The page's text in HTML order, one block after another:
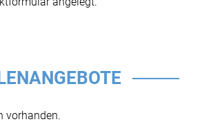
vorhanden.